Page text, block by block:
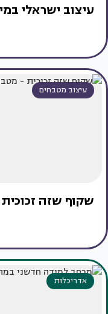
עיצוב ישראלי
עיצוב מטבחים
שקוף שזה
אדריכלות